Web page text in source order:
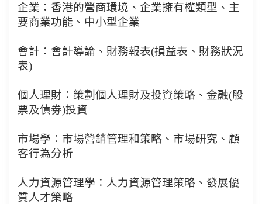
企業：香港的營商環境、企業擁有權類型、主
要商業功能、中小型企業
會計：會計導論、財務報表(損益表、財務狀況
表)
個人理財：策劃個人理財及投資策略、金融(股
票及債劵)投資
市場學：市場營銷管理和策略、市場研究、顧
客行為分析
人力資源管理學：人力資源管理策略、發展優
質人才策略